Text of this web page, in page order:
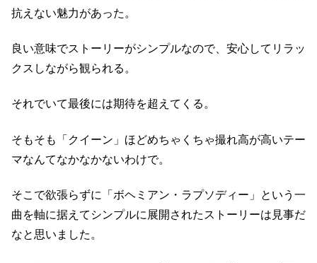
抗えない魅力があった。
良い意味でストーリーがシンプルなので、安心してリラッ
クスしながら観られる。
それでいて最後には期待を超えてくる。
そもそも「クイーン」ほどめちゃくちゃ撮れ高が高いテー
マなんてなかなかないわけで。
そこで欲張らずに「ボヘミアン・ラプソディー」という一
曲を軸に据えてシンプルに展開されたストーリーは見事だ
なと思いました。